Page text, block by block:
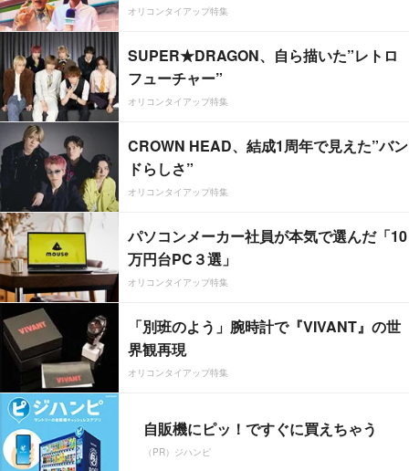
オリコンタイアップ特集
SUPER★DRAGON、自ら描いた”レトロ
フューチャー”
オリコンタイアップ特集
CROWN HEAD、結成1周年で見えた”バン
ドらしさ”
オリコンタイアップ特集
パソコンメーカー社員が本気で選んだ「10
万円台PC３選」
オリコンタイアップ特集
「別班のよう」腕時計で『VIVANT』の世
界観再現
オリコンタイアップ特集
自販機にピッ！ですぐに買えちゃう
（PR）ジハンピ